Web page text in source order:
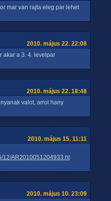
mar van rajta eleg par lehet
2010. május 22. 22:08
akar a 3. 4. levelpar
2010. május 22. 18:48
valot, arrol hany
2010. május 15. 11:11
12/AR2010051204933.ht
2010. május 10. 23:09